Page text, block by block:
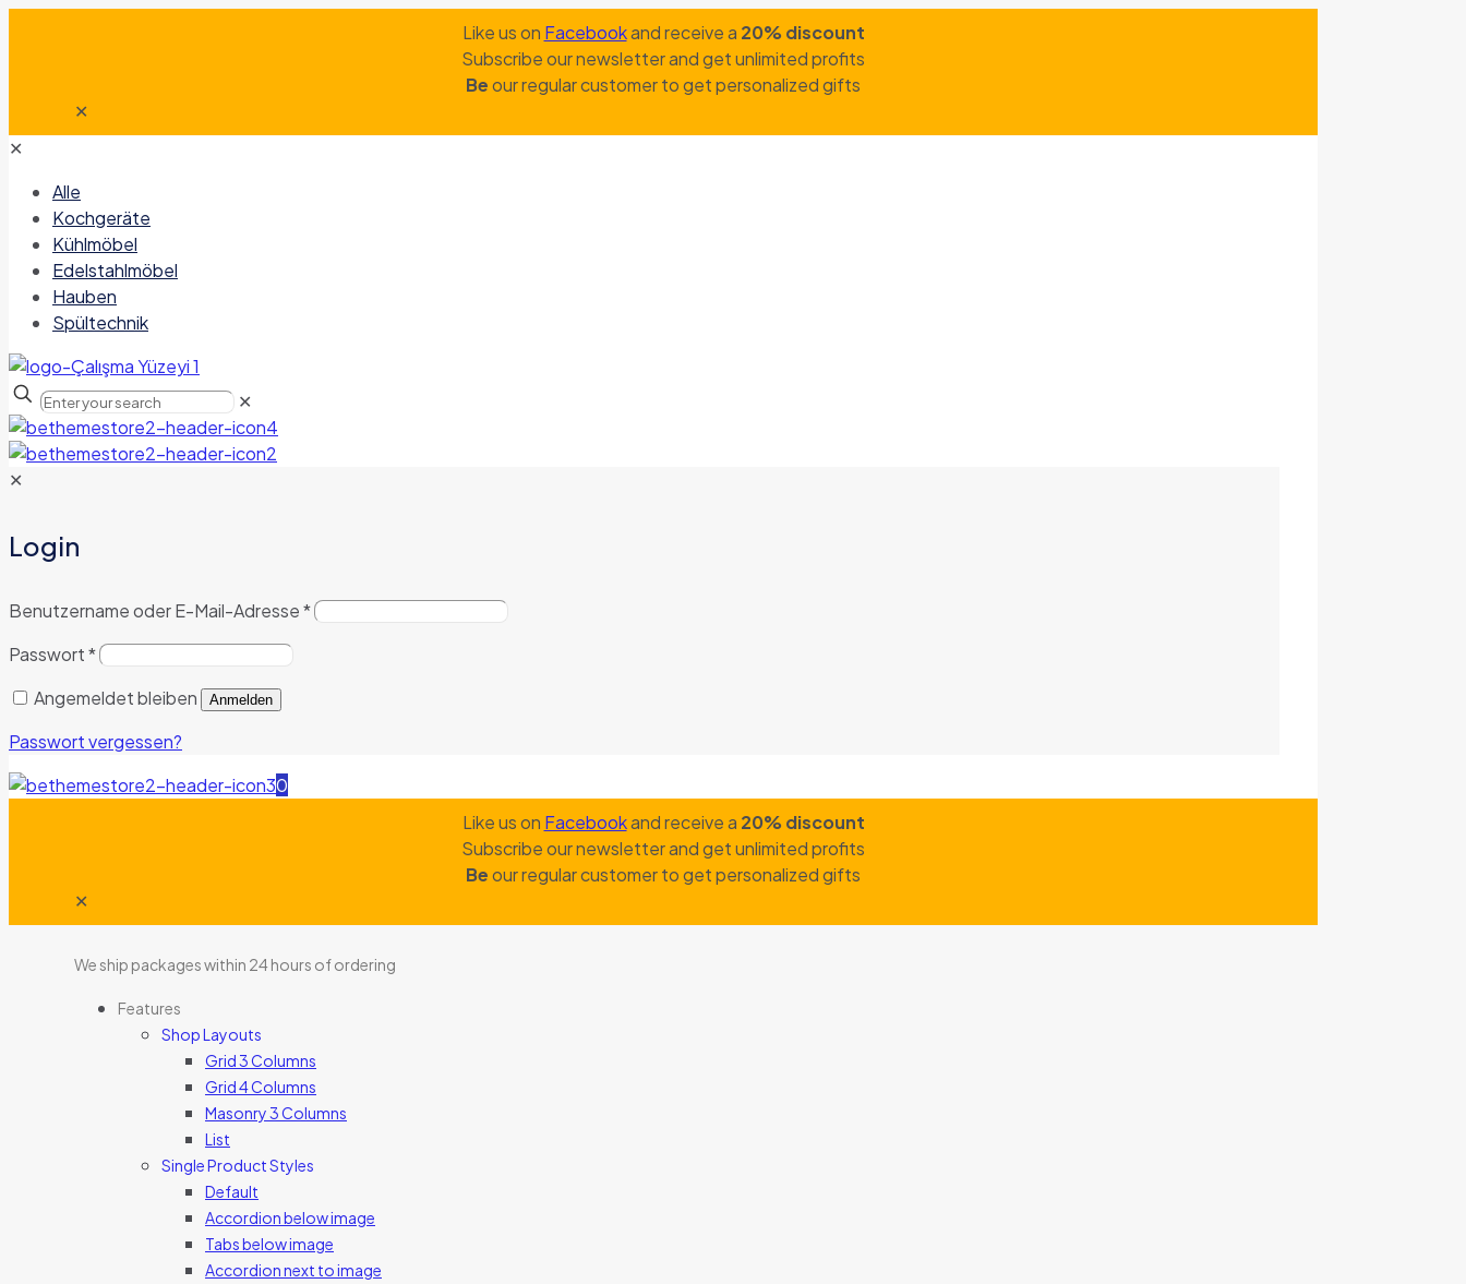
Like us on Facebookand receive a 20% discount
Subscribe our newsletter and get unlimited profits
Beour regular customer to get personalized gifts
✕
✕
Alle
Kochgeräte
Kühlmöbel
Edelstahlmöbel
Hauben
Spültechnik
✕
✕
Login
Benutzername oder E-Mail-Adresse*
Passwort*
Angemeldet bleiben
Anmelden
Passwort vergessen?
0
Like us on Facebookand receive a 20% discount
Subscribe our newsletter and get unlimited profits
Beour regular customer to get personalized gifts
✕
We ship packages within 24 hours of ordering
Features
Shop Layouts
Grid 3 Columns
Grid 4 Columns
Masonry 3 Columns
List
Single Product Styles
Default
Accordion below image
Tabs below image
Accordion next to image